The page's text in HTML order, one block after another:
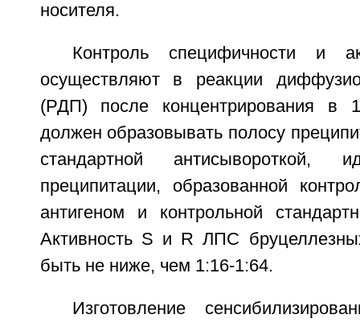
носителя.
Контроль специфичности и
осуществляют в реакции
(РДП) после концентрирования в
должен образовывать полосу
стандартной антисывороткой,
преципитации, образованной
антигеном и контрольной
Активность S и R ЛПС
быть не ниже, чем 1:16-1:64.
Изготовление